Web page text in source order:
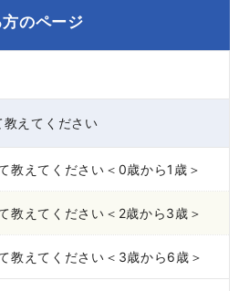
のページ
えてください
教えてください＜0歳から1歳＞
教えてください＜2歳から3歳＞
教えてください＜3歳から6歳＞